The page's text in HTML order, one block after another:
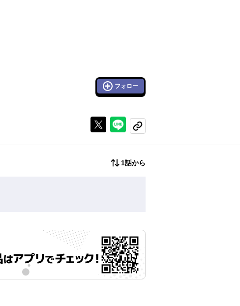
フォロー
Xで投稿するラインでシェアする
コピーする
1話から